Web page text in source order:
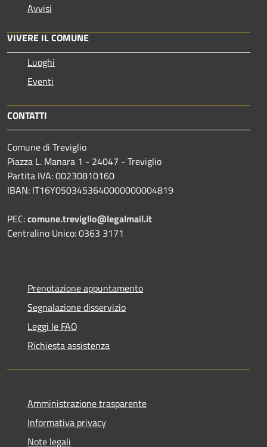
Avvisi
VIVERE IL COMUNE
Luoghi
Eventi
CONTATTI
Comune di Treviglio
Piazza L. Manara 1 - 24047 - Treviglio
Partita IVA: 00230810160
IBAN: IT16Y0503453640000000004819
PEC:comune.treviglio@legalmail.it
Centralino Unico: 0363 3171
Prenotazione appuntamento
Segnalazione disservizio
Leggi le FAQ
Richiesta assistenza
Amministrazione trasparente
Informativa privacy
Note legali